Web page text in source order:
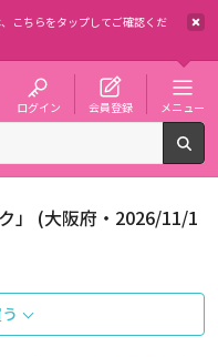
こちらをタップしてご確認くだ
ログイン 会員登録 メニュー
」 (大阪府・2026/11/1